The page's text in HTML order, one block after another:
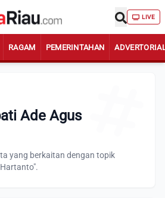
LIVE
RAGAM PEMERINTAHAN
Ade Agus
yang berkaitan dengan topik